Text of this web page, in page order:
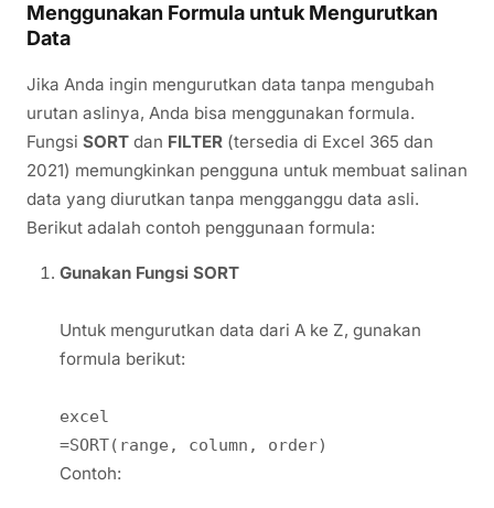
Menggunakan Formula untuk Mengurutkan
Data
Jika Anda ingin mengurutkan data tanpa mengubah
urutan aslinya, Anda bisa menggunakan formula.
Fungsi SORT dan FILTER (tersedia di Excel 365 dan
2021) memungkinkan pengguna untuk membuat salinan
data yang diurutkan tanpa mengganggu data asli.
Berikut adalah contoh penggunaan formula:
Gunakan Fungsi SORT
Untuk mengurutkan data dari A ke Z, gunakan
formula berikut:
excel
=SORT(range, column, order)
Contoh: